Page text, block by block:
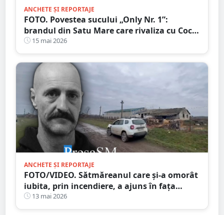
ANCHETE ȘI REPORTAJE
FOTO. Povestea sucului „Only Nr. 1”:
brandul din Satu Mare care rivaliza cu Coca-
Cola și Pepsi
15 mai 2026
ANCHETE ȘI REPORTAJE
FOTO/VIDEO. Sătmăreanul care și-a omorât
iubita, prin incendiere, a ajuns în fața
judecătorilor
13 mai 2026